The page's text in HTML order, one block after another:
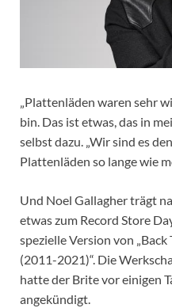
„Plattenläden waren sehr
bin. Das ist etwas, das in
selbst dazu. „Wir sind es
Plattenläden so lange wie
Und Noel Gallagher trägt
etwas zum Record Store
spezielle Version von „Back
(2011-2021)“. Die
hatte der Brite vor einigen
angekündigt.